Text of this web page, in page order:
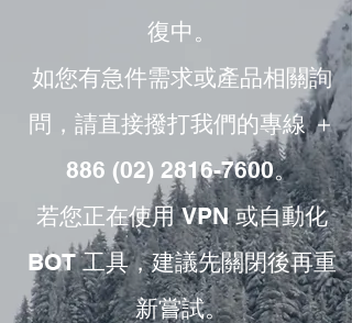
復中。
如您有急件需求或產品相關詢
問，請直接撥打我們的專線 ＋
886 (02) 2816-7600。
若您正在使用 VPN 或自動化
BOT 工具，建議先關閉後再重
新嘗試。